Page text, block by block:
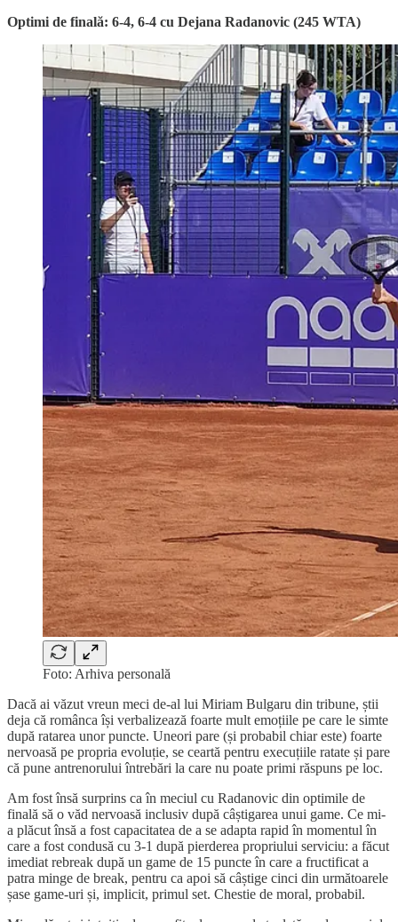
Optimi de finală: 6-4, 6-4 cu Dejana Radanovic (245 WTA)
Foto: Arhiva personală
Dacă ai văzut vreun meci de-al lui Miriam Bulgaru din tribune, știi
deja că românca își verbalizează foarte mult emoțiile pe care le simte
după ratarea unor puncte. Uneori pare (și probabil chiar este) foarte
nervoasă pe propria evoluție, se ceartă pentru execuțiile ratate și pare
că pune antrenorului întrebări la care nu poate primi răspuns pe loc.
Am fost însă surprins ca în meciul cu Radanovic din optimile de
finală să o văd nervoasă inclusiv după câștigarea unui game. Ce mi-
a plăcut însă a fost capacitatea de a se adapta rapid în momentul în
care a fost condusă cu 3-1 după pierderea propriului serviciu: a făcut
imediat rebreak după un game de 15 puncte în care a fructificat a
patra minge de break, pentru ca apoi să câștige cinci din următoarele
șase game-uri și, implicit, primul set. Chestie de moral, probabil.